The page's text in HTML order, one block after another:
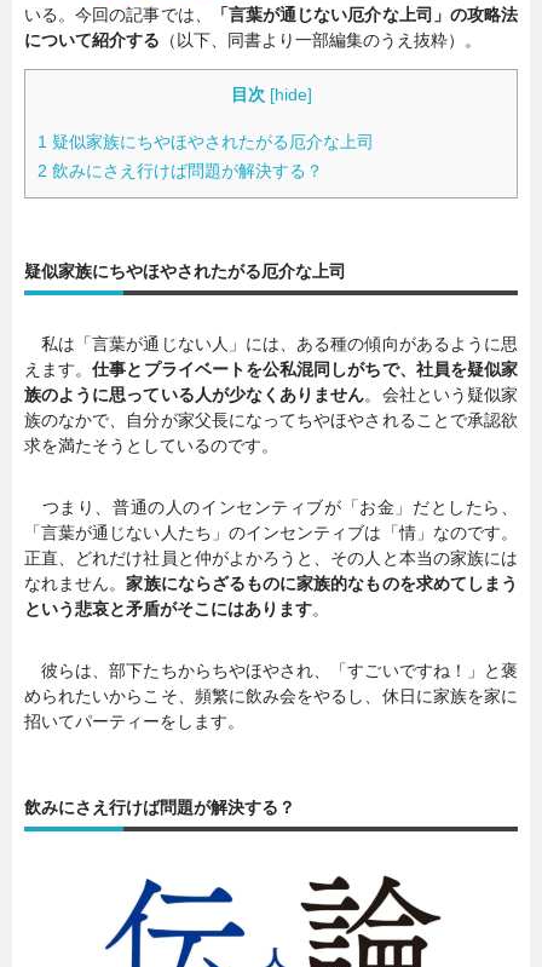
いる。今回の記事では、
「言葉が通じない厄介な上司」の攻略法
について紹介する （以下、同書より一部編集のうえ抜粋）。
目次 [hide]
1 疑似家族にちやほやされたがる厄介な上司
2 飲みにさえ行けば問題が解決する？
疑似家族にちやほやされたがる厄介な上司
私は「言葉が通じない人」には、ある種の傾向があるように思
えます。仕事とプライベートを公私混同しがちで、社員を疑似家
族のように思っている人が少なくありません。会社という疑似家
族のなかで、自分が家父長になってちやほやされることで承認欲
求を満たそうとしているのです。
つまり、普通の人のインセンティブが「お金」だとしたら、
「言葉が通じない人たち」のインセンティブは「情」なのです。
正直、どれだけ社員と仲がよかろうと、その人と本当の家族には
なれません。家族にならざるものに家族的なものを求めてしまう
という悲哀と矛盾がそこにはあります。
彼らは、部下たちからちやほやされ、「すごいですね！」と褒
められたいからこそ、頻繁に飲み会をやるし、休日に家族を家に
招いてパーティーをします。
飲みにさえ行けば問題が解決する？